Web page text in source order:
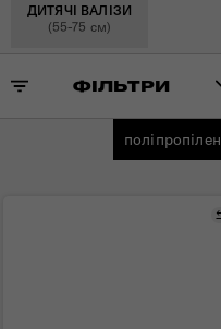
ДИТЯЧІ ВАЛІЗИ
(55-75 см)
ФІЛЬТРИ
поліпропілен